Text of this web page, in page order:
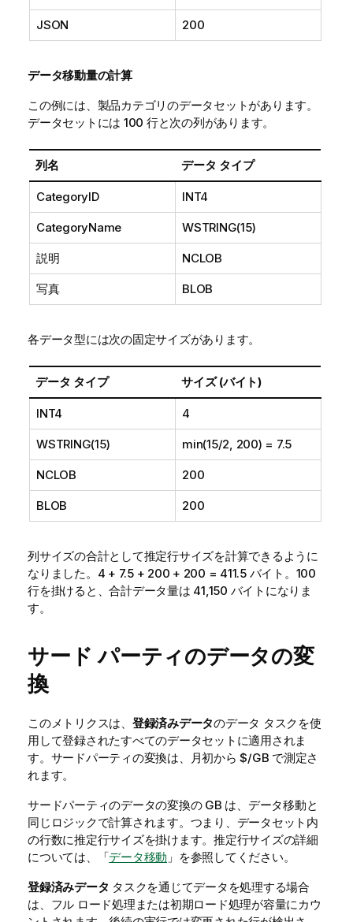
JSON 200
データ移動量の計算
この例には、製品カテゴリのデータセットがあります。
データセットには 100 行と次の列があります。
列名 データ タイプ
CategoryID INT4
CategoryName WSTRING(15)
説明 NCLOB
写真 BLOB
各データ型には次の固定サイズがあります。
データ タイプ サイズ (バイト)
INT4 4
WSTRING(15) min(15/2, 200) = 7.5
NCLOB 200
BLOB 200
列サイズの合計として推定行サイズを計算できるように
なりました。4 + 7.5 + 200 + 200 = 411.5 バイト。100
行を掛けると、合計データ量は 41,150 バイトになりま
す。
サード パーティのデータの変
換
このメトリクスは、 登録済みデータのデータ タスクを使
用して登録されたすべてのデータセットに適用されま
す。サードパーティの変換は、月初から $/GB で測定さ
れます。
サードパーティのデータの変換の GB は、データ移動と
同じロジックで計算されます。つまり、データセット内
の行数に推定行サイズを掛けます。推定行サイズの詳細
については、「データ移動 」を参照してください。
登録済みデータ タスクを通じてデータを処理する場合
は、フル ロード処理または初期ロード処理が容量にカウ